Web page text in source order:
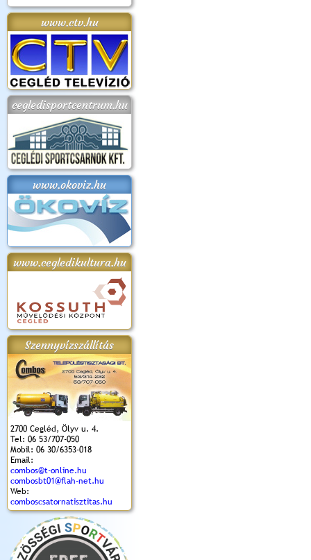
www.ctv.hu
cegledisportcentrum.hu
www.okoviz.hu
www.cegledikultura.hu
Szennyvízszállítás
2700 Cegléd, Ölyv u. 4.
Tel: 06 53/707-050
Mobil: 06 30/6353-018
Email:
combos@t-online.hu
combosbt01@flah-net.hu
Web:
comboscsatornatisztitas.hu
2018.
Kossuth Toborzó
Ünnepély
Szent István Ünnepe
(2017. 08. 20.)